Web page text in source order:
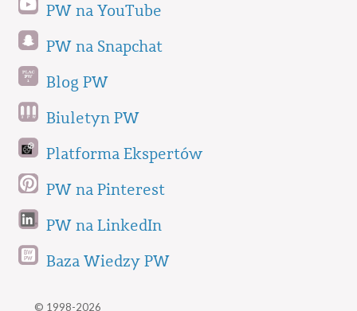
PW na YouTube
PW na Snapchat
Blog PW
Biuletyn PW
Platforma Ekspertów
PW na Pinterest
PW na LinkedIn
Baza Wiedzy PW
© 1998-2026